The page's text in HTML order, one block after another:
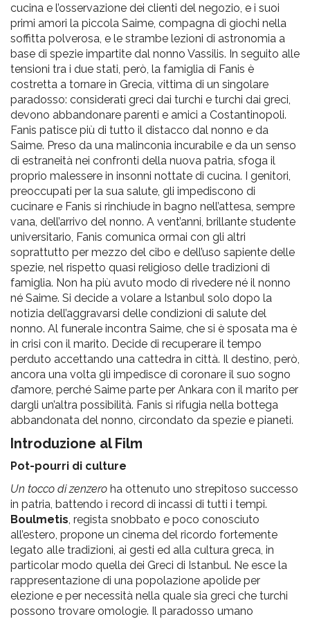
cucina e l’osservazione dei clienti del negozio, e i suoi
primi amori la piccola Saime, compagna di giochi nella
soffitta polverosa, e le strambe lezioni di astronomia a
base di spezie impartite dal nonno Vassilis. In seguito alle
tensioni tra i due stati, però, la famiglia di Fanis è
costretta a tornare in Grecia, vittima di un singolare
paradosso: considerati greci dai turchi e turchi dai greci,
devono abbandonare parenti e amici a Costantinopoli.
Fanis patisce più di tutto il distacco dal nonno e da
Saime. Preso da una malinconia incurabile e da un senso
di estraneità nei confronti della nuova patria, sfoga il
proprio malessere in insonni nottate di cucina. I genitori,
preoccupati per la sua salute, gli impediscono di
cucinare e Fanis si rinchiude in bagno nell’attesa, sempre
vana, dell’arrivo del nonno. A vent’anni, brillante studente
universitario, Fanis comunica ormai con gli altri
soprattutto per mezzo del cibo e dell’uso sapiente delle
spezie, nel rispetto quasi religioso delle tradizioni di
famiglia. Non ha più avuto modo di rivedere né il nonno
né Saime. Si decide a volare a Istanbul solo dopo la
notizia dell’aggravarsi delle condizioni di salute del
nonno. Al funerale incontra Saime, che si è sposata ma è
in crisi con il marito. Decide di recuperare il tempo
perduto accettando una cattedra in città. Il destino, però,
ancora una volta gli impedisce di coronare il suo sogno
d’amore, perché Saime parte per Ankara con il marito per
dargli un’altra possibilità. Fanis si rifugia nella bottega
abbandonata del nonno, circondato da spezie e pianeti.
Introduzione al Film
Pot-pourri di culture
Un tocco di zenzero ha ottenuto uno strepitoso successo
in patria, battendo i record di incassi di tutti i tempi.
Boulmetis, regista snobbato e poco conosciuto
all’estero, propone un cinema del ricordo fortemente
legato alle tradizioni, ai gesti ed alla cultura greca, in
particolar modo quella dei Greci di Istanbul. Ne esce la
rappresentazione di una popolazione apolide per
elezione e per necessità nella quale sia greci che turchi
possono trovare omologie. Il paradosso umano